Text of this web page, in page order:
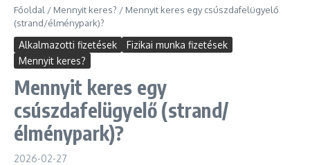
Főoldal / Mennyit keres? / Mennyit keres egy csúszdafelügyelő
(strand/élménypark)?
Alkalmazotti fizetések
Fizikai munka fizetések
Mennyit keres?
Mennyit keres egy
csúszdafelügyelő (strand/
élménypark)?
2026-02-27